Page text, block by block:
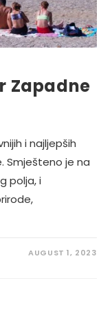
Zapadne
i najljepših
Smješteno je na
polja, i
AUGUST 1, 2023